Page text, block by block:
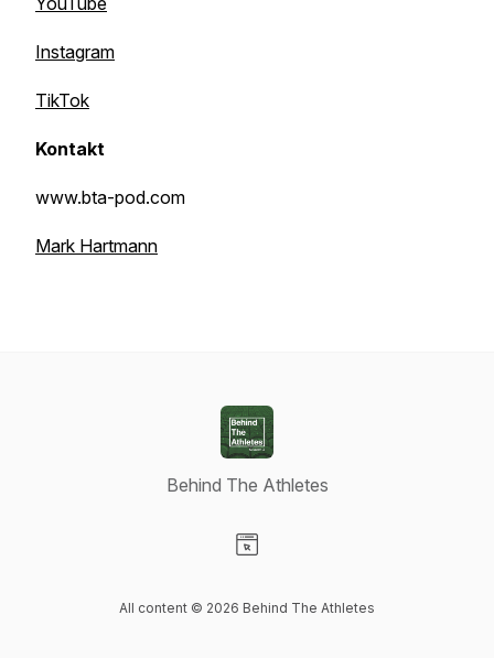
Instagram
TikTok
Kontakt
www.bta-pod.com
Mark Hartmann
Behind The Athletes
All content © 2026 Behind The Athletes